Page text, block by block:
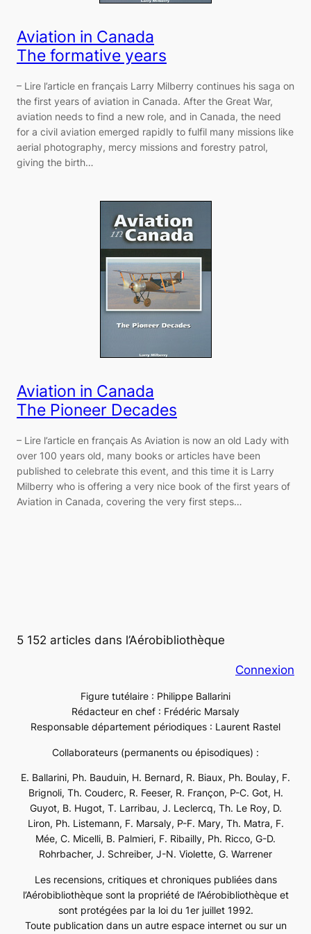
Aviation in Canada
The formative years
– Lire l’article en français Larry Milberry continues his saga on
the first years of aviation in Canada. After the Great War,
aviation needs to find a new role, and in Canada, the need
for a civil aviation emerged rapidly to fulfil many missions like
aerial photography, mercy missions and forestry patrol,
giving the birth…
Aviation in Canada
The Pioneer Decades
– Lire l’article en français As Aviation is now an old Lady with
over 100 years old, many books or articles have been
published to celebrate this event, and this time it is Larry
Milberry who is offering a very nice book of the first years of
Aviation in Canada, covering the very first steps…
5 152 articles dans l’Aérobibliothèque
Connexion
Figure tutélaire : Philippe Ballarini
Rédacteur en chef : Frédéric Marsaly
Responsable département périodiques : Laurent Rastel
Collaborateurs (permanents ou épisodiques) :
E. Ballarini, Ph. Bauduin, H. Bernard, R. Biaux, Ph. Boulay, F.
Brignoli, Th. Couderc, R. Feeser, R. Françon, P-C. Got, H.
Guyot, B. Hugot, T. Larribau, J. Leclercq, Th. Le Roy, D.
Liron, Ph. Listemann, F. Marsaly, P-F. Mary, Th. Matra, F.
Mée, C. Micelli, B. Palmieri, F. Ribailly, Ph. Ricco, G-D.
Rohrbacher, J. Schreiber, J-N. Violette, G. Warrener
Les recensions, critiques et chroniques publiées dans
l’Aérobibliothèque sont la propriété de l’Aérobibliothèque et
sont protégées par la loi du 1er juillet 1992.
Toute publication dans un autre espace internet ou sur un